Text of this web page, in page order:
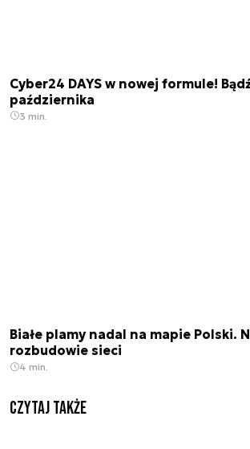
Cyber24 DAYS w nowej formule!
października
3 min.
Białe plamy nadal na mapie Polski.
rozbudowie sieci
4 min.
Czytaj także